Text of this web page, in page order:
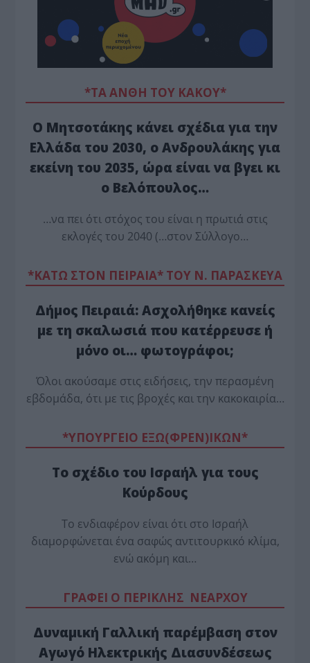
*ΤΑ ΆΝΘΗ ΤΟΥ ΚΑΚΟΎ*
Ο Μητσοτάκης κάνει σχέδια για την
Ελλάδα του 2030, ο Ανδρουλάκης για
εκείνη του 2035, ώρα είναι να βγει κι
ο Βελόπουλος…
…να πει ότι στόχος του είναι η πρωτιά στις
εκλογές του 2040 (…στον Σύλλογο…
*ΚΑΤΩ ΣΤΟΝ ΠΕΙΡΑΙΑ* ΤΟΥ Ν. ΠΑΡΑΣΚΕΥΑ
Δήμος Πειραιά: Ασχολήθηκε κανείς
με τη σκαλωσιά που κατέρρευσε ή
μόνο οι… φωτογράφοι;
Όλοι ακούσαμε στις ειδήσεις, την περασμένη
εβδομάδα, ότι με τις βροχές και την κακοκαιρία…
*ΥΠΟΥΡΓΕΙΟ ΕΞΩ(ΦΡΕΝ)ΙΚΩΝ*
Το σχέδιο του Ισραήλ για τους
Κούρδους
Το ενδιαφέρον είναι ότι στο Ισραήλ
διαμορφώνεται ένα σαφώς αντιτουρκικό κλίμα,
ενώ ακόμη και…
ΓΡΑΦΕΙ Ο ΠΕΡΙΚΛΗΣ ΝΕΑΡΧΟΥ
Δυναμική Γαλλική παρέμβαση στον
Αγωγό Ηλεκτρικής Διασυνδέσεως